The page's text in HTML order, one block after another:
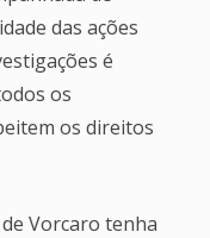
das ações
é
os
os direitos
Vorcaro tenha